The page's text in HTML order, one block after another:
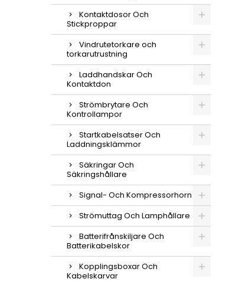
Kontaktdosor Och
Stickproppar
Vindrutetorkare och
torkarutrustning
Laddhandskar Och
Kontaktdon
Strömbrytare Och
Kontrollampor
Startkabelsatser Och
Laddningsklämmor
Säkringar Och
Säkringshållare
Signal- Och Kompressorhorn
Strömuttag Och Lamphållare
Batterifrånskiljare Och
Batterikabelskor
Kopplingsboxar Och
Kabelskarvar